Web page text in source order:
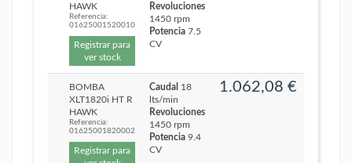
HAWK
Referencia:
01625001520010
Registrar para
ver stock
Revoluciones
1450 rpm
Potencia 7.5
CV
BOMBA
XLT1820i HT R
HAWK
Referencia:
01625001820002
Registrar para
Caudal 18
lts/min
Revoluciones
1450 rpm
Potencia 9.4
CV
1.062,08 €